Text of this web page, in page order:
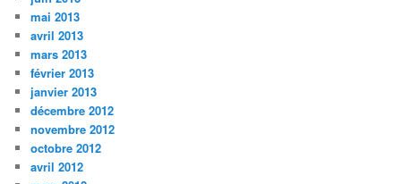
mai 2013
avril 2013
mars 2013
février 2013
janvier 2013
décembre 2012
novembre 2012
octobre 2012
avril 2012